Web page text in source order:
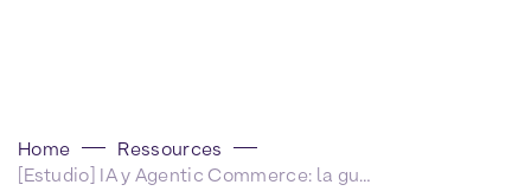
Home
Ressources
[Estudio] IA y Agentic Commerce: la guía para transformar tu experiencia de cliente